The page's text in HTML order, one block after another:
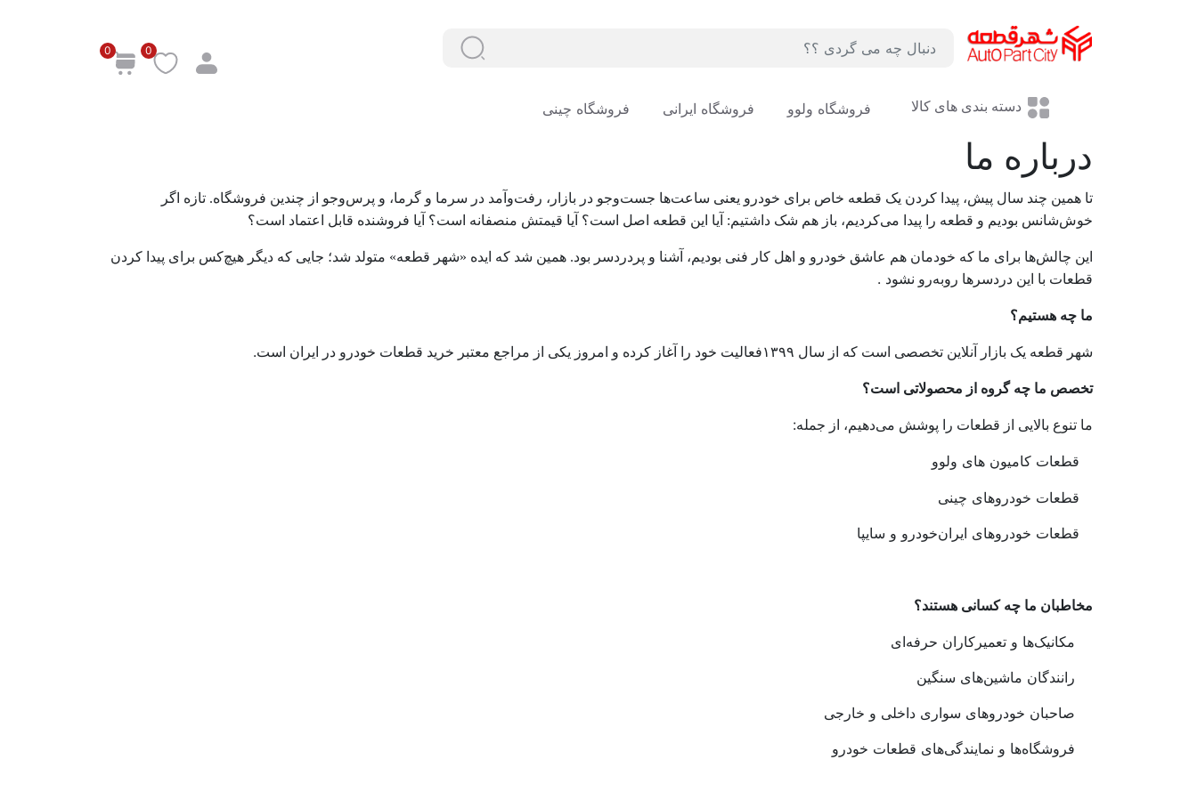
لوگو
دنبال چه می گردی ؟؟ 0
0
دسته بندی های کالا فروشگاه ولوو فروشگاه ایرانی فروشگاه چینی
درباره ما
تا همین چند سال پیش، پیدا کردن یک قطعه خاص برای خودرو یعنی ساعت‌ها جست‌وجو در بازار، رفت‌وآمد در سرما و گرما، و پرس‌و‌جو از چندین فروشگاه. تازه اگر
خوش‌شانس بودیم و قطعه را پیدا می‌کردیم، باز هم شک داشتیم: آیا این قطعه اصل است؟ آیا قیمتش منصفانه است؟ آیا فروشنده قابل اعتماد است؟
این چالش‌ها برای ما که خودمان هم عاشق خودرو و اهل کار فنی بودیم، آشنا و پردردسر بود. همین شد که ایده «شهر قطعه» متولد شد؛ جایی که دیگر هیچ‌کس برای پیدا کردن
قطعات با این دردسرها روبه‌رو نشود .
ما چه هستیم؟
شهر قطعه یک بازار آنلاین تخصصی است که از سال ۱۳۹۹فعالیت خود را آغاز کرده و امروز یکی از مراجع معتبر خرید قطعات خودرو در ایران است.
تخصص ما چه گروه از محصولاتی است؟
ما تنوع بالایی از قطعات را پوشش می‌دهیم، از جمله:
قطعات کامیون های ولوو
قطعات خودروهای چینی
قطعات خودروهای ایران‌خودرو و سایپا
مخاطبان ما چه کسانی هستند؟
مکانیک‌ها و تعمیرکاران حرفه‌ای
رانندگان ماشین‌های سنگین
صاحبان خودروهای سواری داخلی و خارجی
فروشگاه‌ها و نمایندگی‌های قطعات خودرو